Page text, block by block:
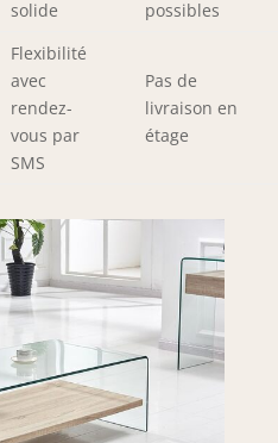
solide
possibles
Flexibilité
avec
rendez-
vous par
SMS
Pas de
livraison en
étage